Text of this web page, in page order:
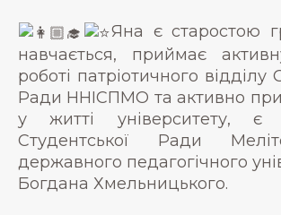
Яна є старостою
навчається, приймає
роботі патріотичного відділу
Ради ННІСПМО та активно
у житті університету, є
Студентської Ради
державного педагогічного
Богдана Хмельницького.